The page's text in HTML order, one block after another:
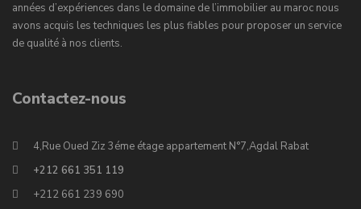
années d’expériences dans le domaine de l’immobilier au maroc nous
avons acquis les techniques les plus fiables pour proposer un service
de qualité à nos clients.
Contactez-nous
4,Rue Oued Ziz 3éme étage appartement N°7,Agdal Rabat
+212 661 351 119
+212 661 239 690